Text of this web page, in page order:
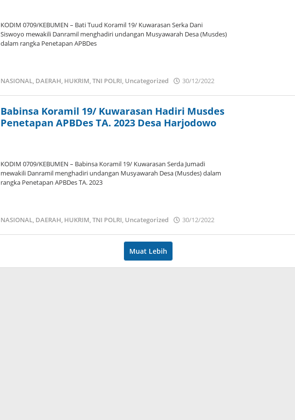
KODIM 0709/KEBUMEN – Bati Tuud Koramil 19/ Kuwarasan Serka Dani
Siswoyo mewakili Danramil menghadiri undangan Musyawarah Desa (Musdes)
dalam rangka Penetapan APBDes
NASIONAL, DAERAH, HUKRIM,TNI POLRI, Uncategorized 30/12/2022
Babinsa Koramil 19/ Kuwarasan Hadiri Musdes
Penetapan APBDes TA. 2023 Desa Harjodowo
KODIM 0709/KEBUMEN – Babinsa Koramil 19/ Kuwarasan Serda Jumadi
mewakili Danramil menghadiri undangan Musyawarah Desa (Musdes) dalam
rangka Penetapan APBDes TA. 2023
NASIONAL, DAERAH, HUKRIM,TNI POLRI, Uncategorized 30/12/2022
Muat Lebih